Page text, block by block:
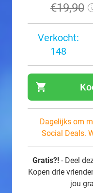
€19,90
Verkocht:
148
shopping_cart
Dagelijks om
Social Deals.
Gratis?! - Deel
Kopen drie
jou